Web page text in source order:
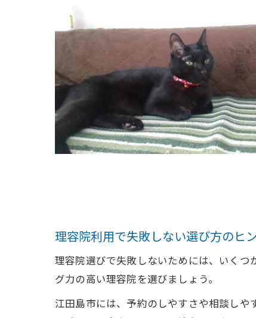
理容院利用で失敗しない選び方のヒ
理容院選びで失敗しないためには、いく
グ力の高い理容院を選びましょう。
江田島市には、予約のしやすさや相談し